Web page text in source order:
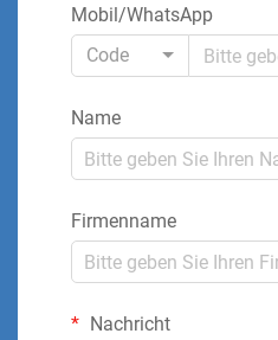
Mobil/WhatsApp
Code
Name
Firmenname
Nachricht